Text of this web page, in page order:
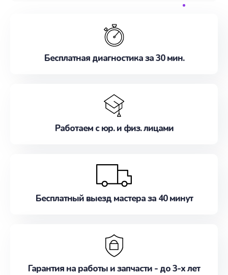
наилучшим образом. Не медлите записаться на
Бесплатная диагностика за 30 мин.
Работаем с юр. и физ. лицами
Бесплатный выезд мастера за 40 минут
Гарантия на работы и запчасти - до 3-х лет